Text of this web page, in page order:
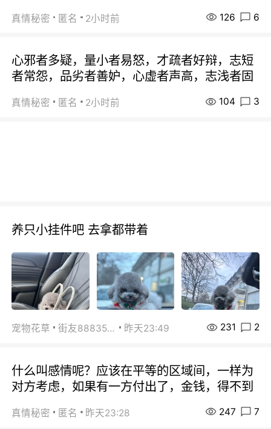
真情秘密 匿名 2小时前 126 6
心邪者多疑，量小者易怒，才疏者好辩，志短
者常怨，品劣者善妒，心虚者声高，志浅者固
真情秘密 匿名 2小时前 104 3
养只小挂件吧 去拿都带着
宠物花草 街友88835518 昨天23:49 231 2
什么叫感情呢？应该在平等的区域间，一样为
对方考虑，如果有一方付出了，金钱，得不到
真情秘密 匿名 昨天23:28 247 7